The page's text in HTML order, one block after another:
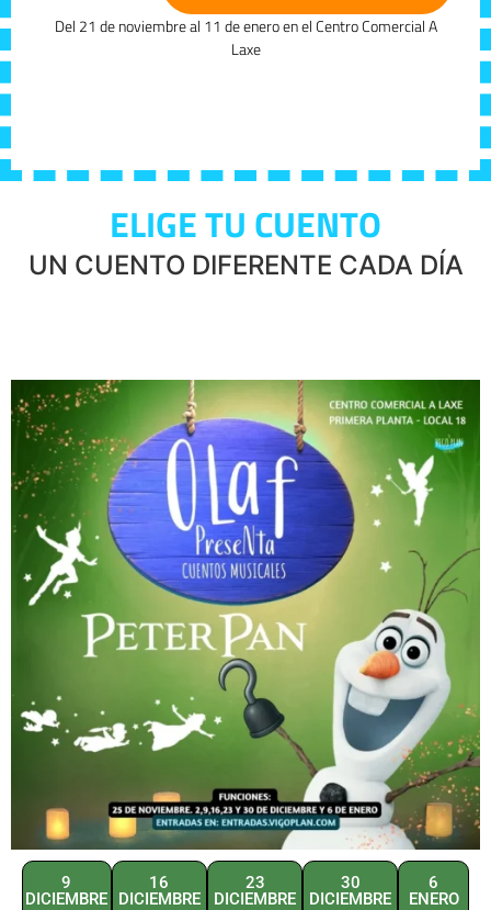
Del 21 de noviembre al 11 de enero en el Centro Comercial A
Laxe
ELIGE TU CUENTO
UN CUENTO DIFERENTE CADA DÍA
9
DICIEMBRE
16
DICIEMBRE
23
DICIEMBRE
30
DICIEMBRE
6
ENERO